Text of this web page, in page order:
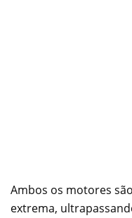
Ambos os motores
extrema,